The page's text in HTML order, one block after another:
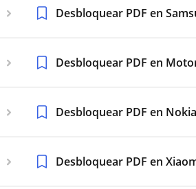
Desbloquear PDF en
Desbloquear PDF en
Desbloquear PDF en Nokia
Desbloquear PDF en